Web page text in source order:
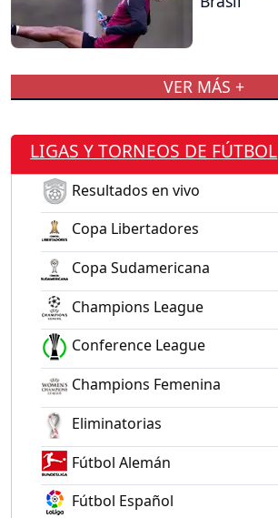
VER MÁS +
LIGAS Y TORNEOS DE FÚTBOL
Resultados en vivo
Copa Libertadores
Copa Sudamericana
Champions League
Conference League
Champions Femenina
Eliminatorias
Fútbol Alemán
Fútbol Español